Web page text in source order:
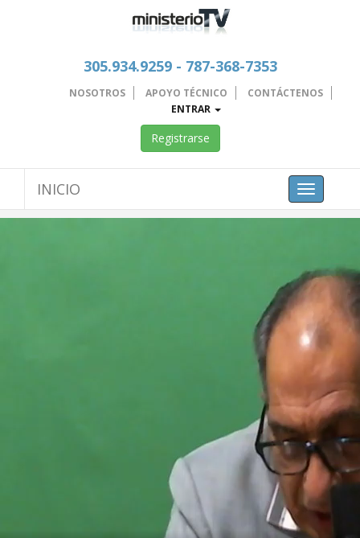
305.934.9259 - 787-368-7353
NOSOTROS APOYO TÉCNICO
CONTÁCTENOS
ENTRAR
Registrarse
Toggle
navigation
INICIO